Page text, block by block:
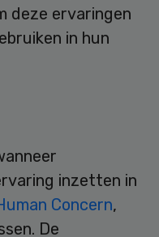
deze ervaringen
in hun
inzetten in
Concern,
De